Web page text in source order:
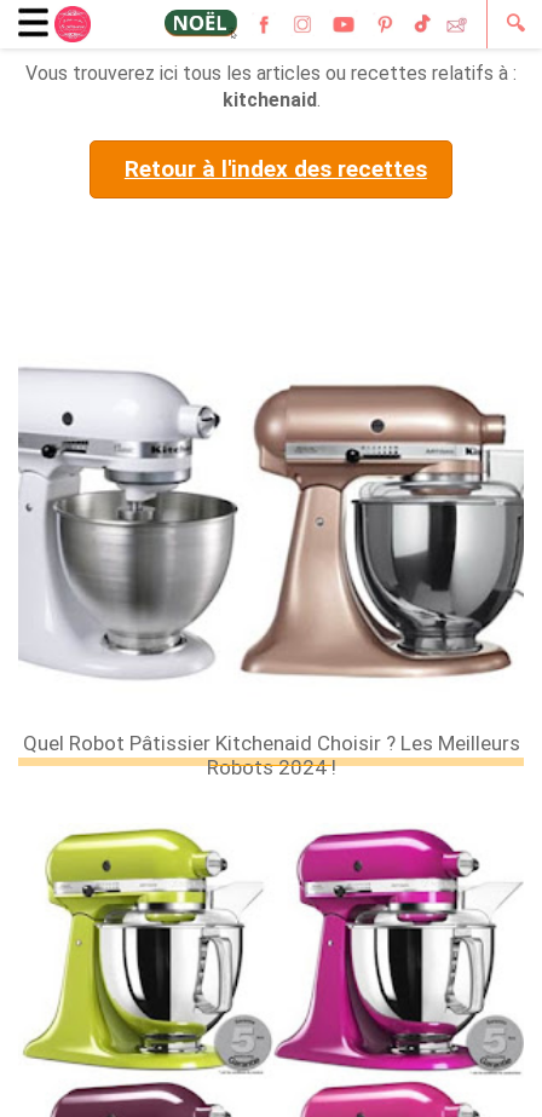
🔍
Vous trouverez ici tous les articles ou recettes relatifs à :
kitchenaid.
Retour à l'index des recettes
Quel Robot Pâtissier Kitchenaid Choisir ? Les Meilleurs
Robots 2024 !